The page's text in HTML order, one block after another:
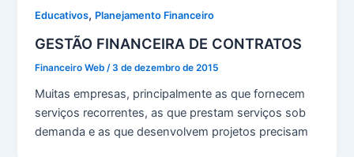
Educativos, Planejamento Financeiro
GESTÃO FINANCEIRA DE CONTRATOS
Financeiro Web/3 de dezembro de 2015
Muitas empresas, principalmente as que fornecem
serviços recorrentes, as que prestam serviços sob
demanda e as que desenvolvem projetos precisam